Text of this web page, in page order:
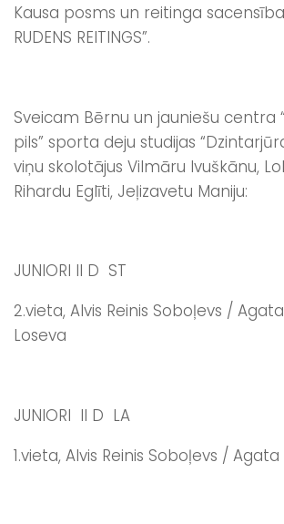
Kausa posms un reitinga sacensības
RUDENS REITINGS”.
Sveicam Bērnu un jauniešu centra
pils” sporta deju studijas
viņu skolotājus Vilmāru Ivuškānu,
Rihardu Eglīti, Jeļizavetu Maniju:
JUNIORI II D ST
2.vieta, Alvis Reinis Soboļevs /
Loseva
JUNIORI II D LA
1.vieta, Alvis Reinis Soboļevs /